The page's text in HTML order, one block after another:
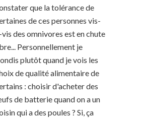
que la tolérance de
de ces personnes vis-
vis des omnivores est en chute
Personnellement je
plutôt quand je vois les
de qualité alimentaire de
: choisir d'acheter des
de batterie quand on a un
qui a des poules ? Si, ça